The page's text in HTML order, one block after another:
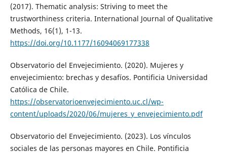
(2017). Thematic analysis: Striving to meet the
trustworthiness criteria. International Journal of Qualitative
Methods, 16(1), 1-13.
https://doi.org/10.1177/16094069177338
Observatorio del Envejecimiento. (2020). Mujeres y
envejecimiento: brechas y desafíos. Pontificia Universidad
Católica de Chile.
https://observatorioenvejecimiento.uc.cl/wp-
content/uploads/2020/06/mujeres_y_envejecimiento.pdf
Observatorio del Envejecimiento. (2023). Los vínculos
sociales de las personas mayores en Chile. Pontificia